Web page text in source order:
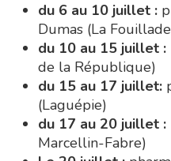
Marcellin-Fabre)
Le 20 juillet :
Fouillade)
du 20 au 24 juillet :
(Laguépie)
du 24 au 31 juillet :
allées Aristide
du 31 juillet au 3